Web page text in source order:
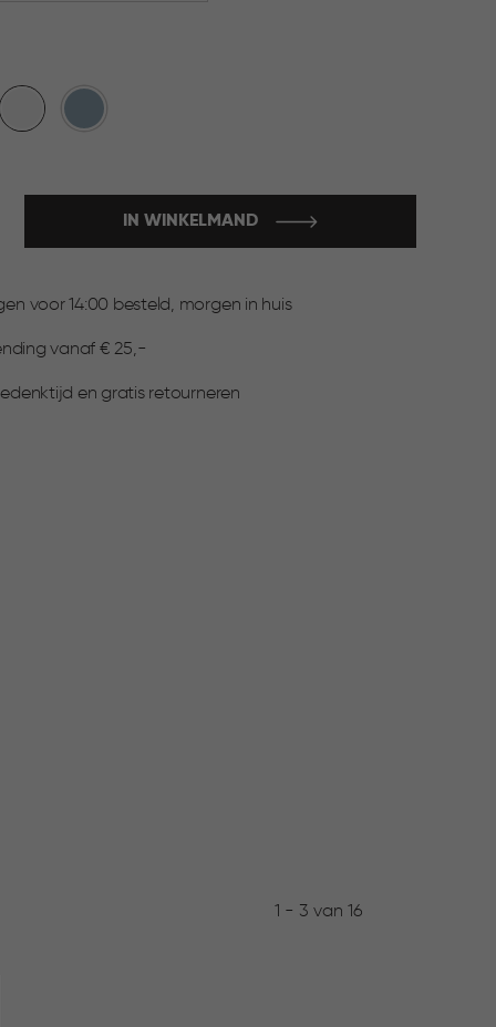
Wit Blauw
IN WINKELMAND
voor 14:00 besteld, morgen in huis
vanaf € 25,-
en gratis retourneren
1 - 3 van 16